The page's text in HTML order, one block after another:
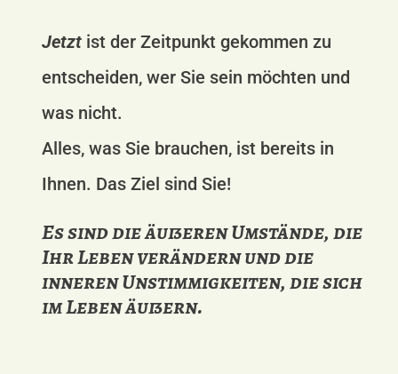
Jetztist der Zeitpunkt gekommen zu
entscheiden, wer Sie sein möchten und
was nicht.
Alles, was Sie brauchen, ist bereits in
Ihnen. Das Ziel sind Sie!
Es sind die äußeren Umstände, die
Ihr Leben verändern und die
inneren Unstimmigkeiten, die sich
im Leben äußern.